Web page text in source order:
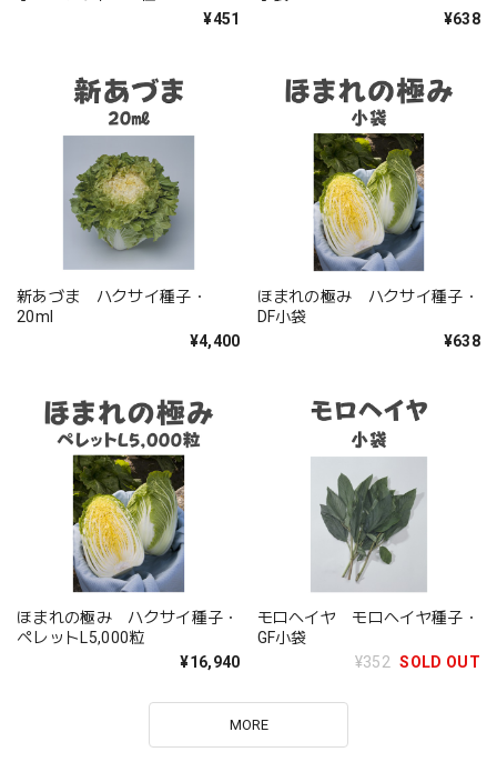
¥451
¥638
新あづま ハクサイ種子・
20ml
¥4,400
ほまれの極み ハクサイ種子・
DF小袋
¥638
ほまれの極み ハクサイ種子・
ペレットL5,000粒
¥16,940
モロヘイヤ モロヘイヤ種子・
GF小袋
¥352 SOLD OUT
MORE